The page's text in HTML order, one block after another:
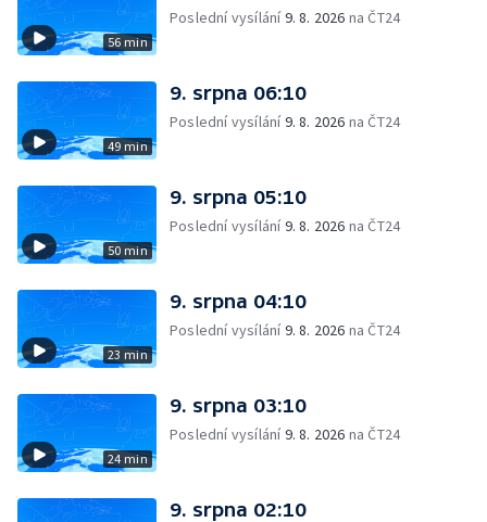
56 min
Poslední vysílání9. 8. 2026 na ČT24
49 min
9. srpna 06:10
Poslední vysílání9. 8. 2026 na ČT24
50 min
9. srpna 05:10
Poslední vysílání9. 8. 2026 na ČT24
23 min
9. srpna 04:10
Poslední vysílání9. 8. 2026 na ČT24
24 min
9. srpna 03:10
Poslední vysílání9. 8. 2026 na ČT24
9. srpna 02:10